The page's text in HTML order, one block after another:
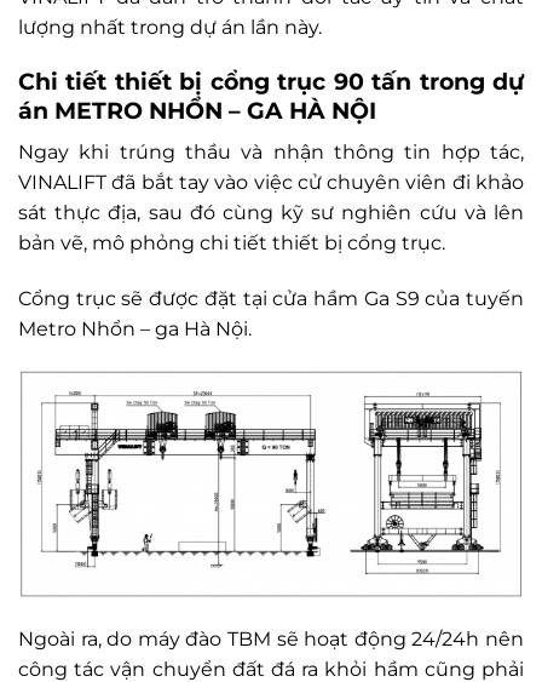
lượng nhất trong dự án lần này.
Chi tiết thiết bị cổng trục 90 tấn trong dự
án METRO NHỔN – GA HÀ NỘI
Ngay khi trúng thầu và nhận thông tin hợp tác,
VINALIFT đã bắt tay vào việc cử chuyên viên đi khảo
sát thực địa, sau đó cùng kỹ sư nghiên cứu và lên
bản vẽ, mô phỏng chi tiết thiết bị cổng trục.
Cổng trục sẽ được đặt tại cửa hầm Ga S9 của tuyến
Metro Nhổn – ga Hà Nội.
Ngoài ra, do máy đào TBM sẽ hoạt động 24/24h nên
công tác vận chuyển đất đá ra khỏi hầm cũng phải